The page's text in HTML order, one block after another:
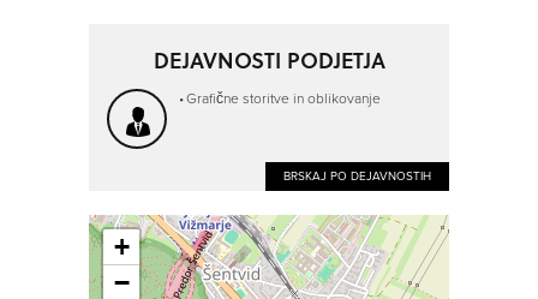
DEJAVNOSTI PODJETJA
Grafične storitve in oblikovanje
BRSKAJ PO DEJAVNOSTIH
+
−